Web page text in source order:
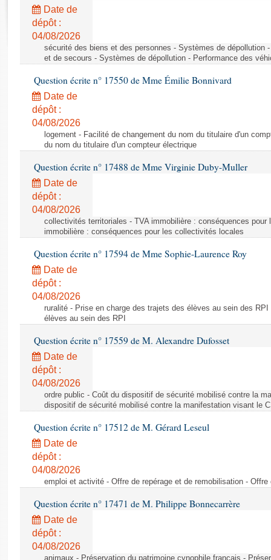
Rapports législatifs
Rapports sur l'application des lois
Baromètre de l’application des lois
Dossiers législatifs
Budget et sécurité sociale
Questions écrites et orales
Comptes rendus des débats
Date de
dépôt :
04/08/2026
sécurité des biens et des personnes - Systèmes de dépollution
et de secours - Systèmes de dépollution - Performance des
Question écrite n° 17550 de Mme Émilie Bonnivard
Date de
dépôt :
04/08/2026
logement - Facilité de changement du nom du titulaire d'un
du nom du titulaire d'un compteur électrique
Question écrite n° 17488 de Mme Virginie Duby-Muller
Date de
dépôt :
04/08/2026
collectivités territoriales - TVA immobilière : conséquences
immobilière : conséquences pour les collectivités locales
Question écrite n° 17594 de Mme Sophie-Laurence Roy
Date de
dépôt :
04/08/2026
ruralité - Prise en charge des trajets des élèves au sein des
élèves au sein des RPI
Question écrite n° 17559 de M. Alexandre Dufosset
Date de
dépôt :
04/08/2026
ordre public - Coût du dispositif de sécurité mobilisé contre la
dispositif de sécurité mobilisé contre la manifestation visant le
Question écrite n° 17512 de M. Gérard Leseul
Date de
dépôt :
04/08/2026
emploi et activité - Offre de repérage et de remobilisation -
Question écrite n° 17471 de M. Philippe Bonnecarrère
Date de
dépôt :
04/08/2026
animaux - Préservation du patrimoine cynophile français -